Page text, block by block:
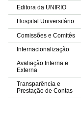
Editora da UNIRIO
Hospital Universitário
Comissões e Comitês
Internacionalização
Avaliação Interna e
Externa
Transparência e
Prestação de Contas